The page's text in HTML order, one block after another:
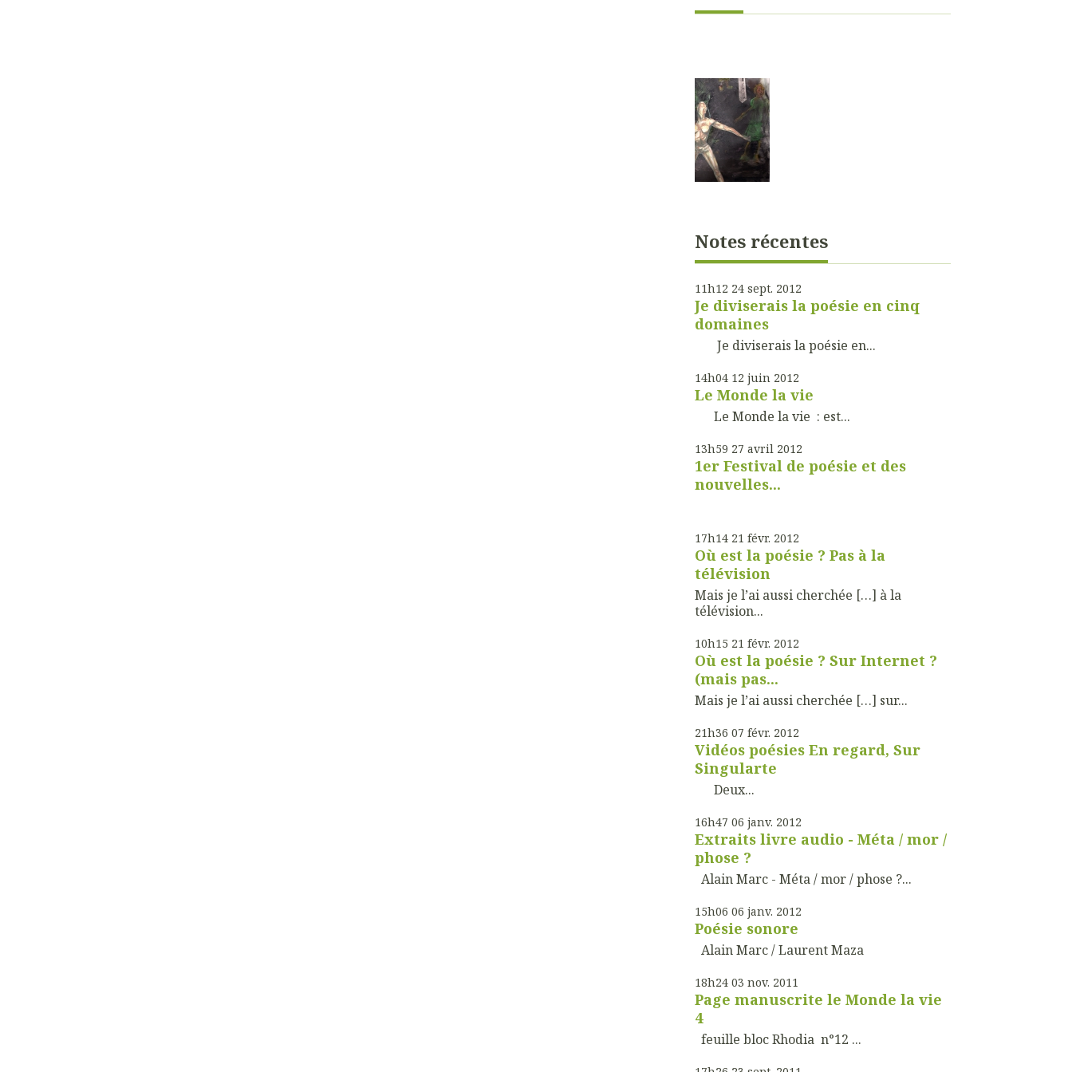
Notes récentes
11h12 24 sept. 2012
Je diviserais la poésie en cinq
domaines
Je diviserais la poésie en...
14h04 12 juin 2012
Le Monde la vie
Le Monde la vie : est...
13h59 27 avril 2012
1er Festival de poésie et des
nouvelles...
17h14 21 févr. 2012
Où est la poésie ? Pas à la
télévision
Mais je l’ai aussi cherchée […] à la
télévision...
10h15 21 févr. 2012
Où est la poésie ? Sur Internet ?
(mais pas...
Mais je l’ai aussi cherchée […] sur...
21h36 07 févr. 2012
Vidéos poésies En regard, Sur
Singularte
Deux...
16h47 06 janv. 2012
Extraits livre audio - Méta / mor /
phose ?
Alain Marc - Méta / mor / phose ?...
15h06 06 janv. 2012
Poésie sonore
Alain Marc / Laurent Maza
18h24 03 nov. 2011
Page manuscrite le Monde la vie
4
feuille bloc Rhodia n°12 ...